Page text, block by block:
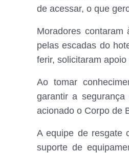
de acessar, o que
Moradores
pelas escadas do
ferir, solicitaram
Ao tomar
garantir a
acionado o Corpo de
A equipe de resgate
suporte de